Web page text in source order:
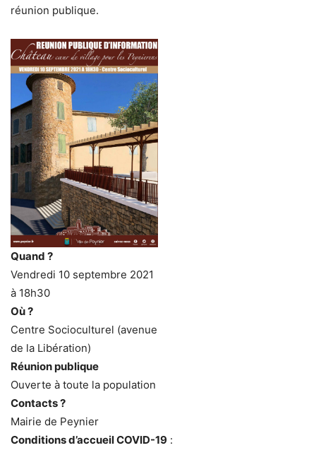
réunion publique.
Quand ?
Vendredi 10 septembre 2021
à 18h30
Où ?
Centre Socioculturel (avenue
de la Libération)
Réunion publique
Ouverte à toute la population
Contacts ?
Mairie de Peynier
Conditions d’accueil COVID-19 :